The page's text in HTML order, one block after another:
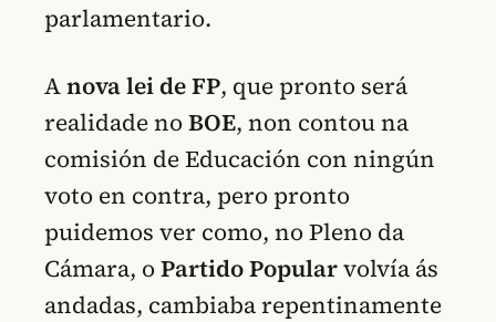
parlamentario.
Anova lei de FP, que pronto será
realidade noBOE, non contou na
comisión de Educación con ningún
voto en contra, pero pronto
puidemos ver como, no Pleno da
Cámara, oPartido Popularvolvía ás
andadas, cambiaba repentinamente